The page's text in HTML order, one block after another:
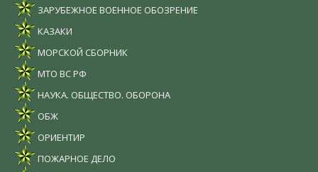
ЗАРУБЕЖНОЕ ВОЕННОЕ ОБОЗРЕНИЕ
КАЗАКИ
МОРСКОЙ СБОРНИК
МТО ВС РФ
НАУКА. ОБЩЕСТВО. ОБОРОНА
ОБЖ
ОРИЕНТИР
ПОЖАРНОЕ ДЕЛО